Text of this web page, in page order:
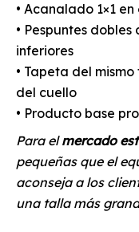
• Acanalado 1×1
• Pespuntes
inferiores
• Tapeta del
del cuello
• Producto base
Para elmercado
pequeñas que el
aconseja a los
una talla más